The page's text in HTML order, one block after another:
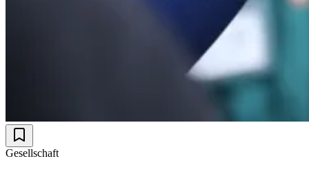
Gesellschaft